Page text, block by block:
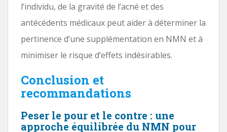
l’individu, de la gravité de l’acné et des
antécédents médicaux peut aider à déterminer la
pertinence d’une supplémentation en NMN et à
minimiser le risque d’effets indésirables.
Conclusion et
recommandations
Peser le pour et le contre : une
approche équilibrée du NMN pour